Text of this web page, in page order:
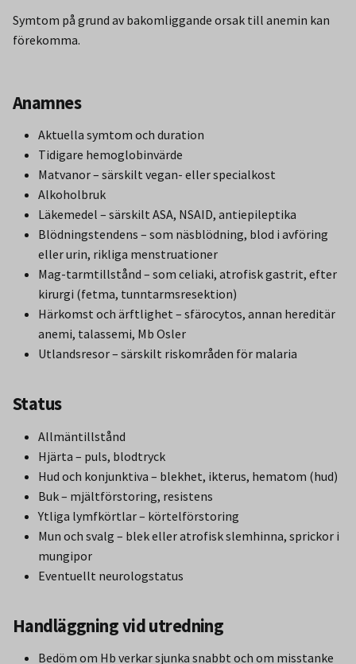
Symtom på grund av bakomliggande orsak till anemin kan
förekomma.
Anamnes
Aktuella symtom och duration
Tidigare hemoglobinvärde
Matvanor – särskilt vegan- eller specialkost
Alkoholbruk
Läkemedel – särskilt ASA, NSAID, antiepileptika
Blödningstendens – som näsblödning, blod i avföring
eller urin, rikliga menstruationer
Mag-tarmtillstånd – som celiaki, atrofisk gastrit, efter
kirurgi (fetma, tunntarmsresektion)
Härkomst och ärftlighet – sfärocytos, annan hereditär
anemi, talassemi, Mb Osler
Utlandsresor – särskilt riskområden för malaria
Status
Allmäntillstånd
Hjärta – puls, blodtryck
Hud och konjunktiva – blekhet, ikterus, hematom (hud)
Buk – mjältförstoring, resistens
Ytliga lymfkörtlar – körtelförstoring
Mun och svalg – blek eller atrofisk slemhinna, sprickor i
mungipor
Eventuellt neurologstatus
Handläggning vid utredning
Bedöm om Hb verkar sjunka snabbt och om misstanke